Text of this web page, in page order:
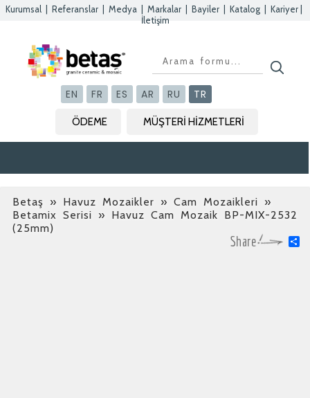
Kurumsal Referanslar Medya Markalar Bayiler Katalog Kariyer
İletişim
EN FR ES AR RU TR
ÖDEME MÜŞTERİ HİZMETLERİ
Betaş » Havuz Mozaikler » Cam Mozaikleri »
Betamix Serisi » Havuz Cam Mozaik BP-MIX-2532
(25mm)